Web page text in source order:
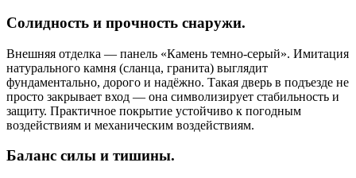
Солидность и прочность снаружи.
Внешняя отделка — панель «Камень темно-серый». Имитация
натурального камня (сланца, гранита) выглядит
фундаментально, дорого и надёжно. Такая дверь в подъезде не
просто закрывает вход — она символизирует стабильность и
защиту. Практичное покрытие устойчиво к погодным
воздействиям и механическим воздействиям.
Баланс силы и тишины.